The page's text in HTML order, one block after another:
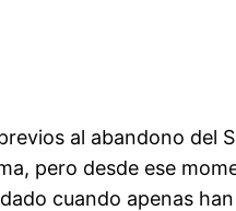
al abandono del
pero desde ese
cuando apenas